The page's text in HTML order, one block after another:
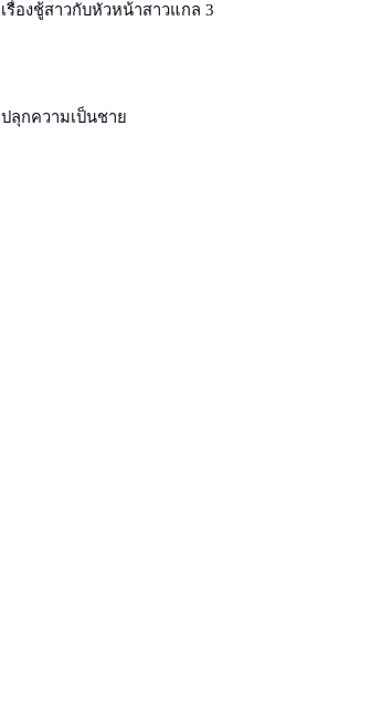
เรื่องชู้สาวกับหัวหน้าสาวแกล 3
ปลุกความเป็นชาย